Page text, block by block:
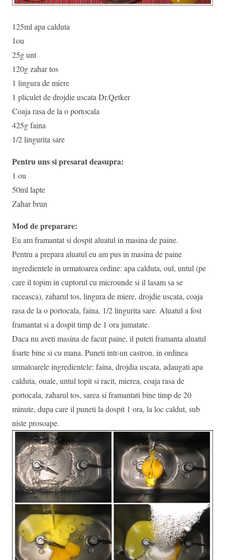
125ml apa calduta
1ou
25g unt
120g zahar tos
1 lingura de miere
1 pliculet de drojdie uscata Dr.Qetker
Coaja rasa de la o portocala
425g faina
1/2 lingurita sare
Pentru uns si presarat deasupra:
1 ou
50ml lapte
Zahar brun
Mod de preparare:
Eu am framantat si dospit aluatul in masina de paine.
Pentru a prepara aluatul eu am pus in masina de paine
ingredientele in urmatoarea ordine: apa calduta, oul, untul (pe
care il topim in cuptorul cu microunde si il lasam sa se
raceasca), zaharul tos, lingura de miere, drojdie uscata, coaja
rasa de la o portocala, faina, 1/2 lingurita sare. Aluatul a fost
framantat si a dospit timp de 1 ora jumatate.
Daca nu aveti masina de facut paine, il puteti framanta aluatul
foarte bine si cu mana. Puneti intr-un castron, in ordinea
urmatoarele ingredientele: faina, drojdia uscata, adaugati apa
calduta, ouale, untul topit si racit, mierea, coaja rasa de
portocala, zaharul tos, sarea si framantati bine timp de 20
minute, dupa care il puneti la dospit 1 ora, la loc caldut, sub
niste prosoape.